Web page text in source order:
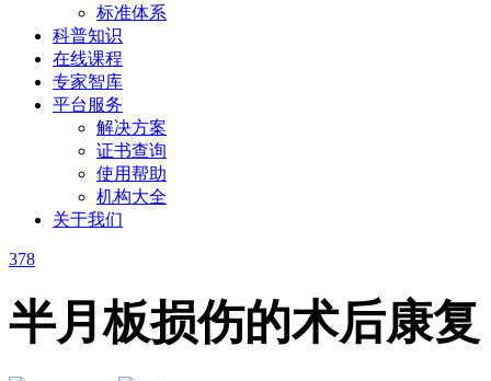
标准体系
科普知识
在线课程
专家智库
平台服务
解决方案
证书查询
使用帮助
机构大全
关于我们
378
半月板损伤的术后康复